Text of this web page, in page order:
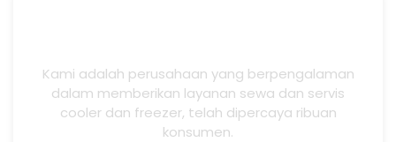
Kami adalah perusahaan yang berpengalaman
dalam memberikan layanan sewa dan servis
cooler dan freezer, telah dipercaya ribuan
konsumen.